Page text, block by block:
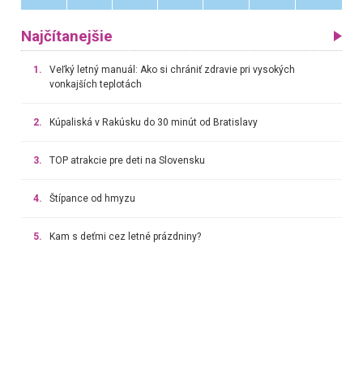
Najčítanejšie
1.
Veľký letný manuál: Ako si chrániť zdravie pri vysokých
vonkajších teplotách
2. Kúpaliská v Rakúsku do 30 minút od Bratislavy
3. TOP atrakcie pre deti na Slovensku
4. Štípance od hmyzu
5. Kam s deťmi cez letné prázdniny?